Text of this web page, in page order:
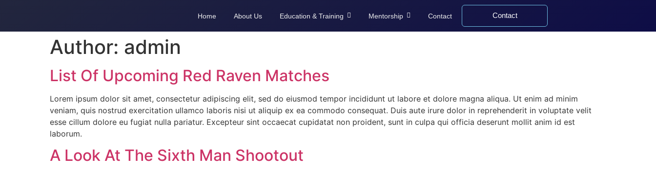
Home About Us Education & Training Mentorship Contact Contact
Author: admin
List Of Upcoming Red Raven Matches
Lorem ipsum dolor sit amet, consectetur adipiscing elit, sed do eiusmod tempor incididunt ut labore et dolore magna aliqua. Ut enim ad minim
veniam, quis nostrud exercitation ullamco laboris nisi ut aliquip ex ea commodo consequat. Duis aute irure dolor in reprehenderit in voluptate velit
esse cillum dolore eu fugiat nulla pariatur. Excepteur sint occaecat cupidatat non proident, sunt in culpa qui officia deserunt mollit anim id est
laborum.
A Look At The Sixth Man Shootout